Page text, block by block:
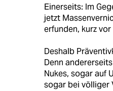
Einerseits: Im
jetzt
erfunden, kurz
Deshalb
Denn
Nukes, sogar auf
sogar bei völliger